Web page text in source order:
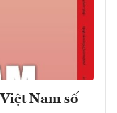
Nam số